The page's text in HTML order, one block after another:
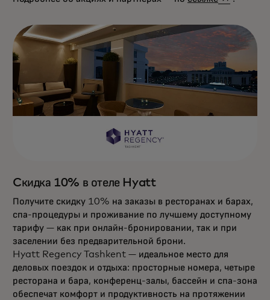
Cкидка 10% в отеле Hyatt
Получите скидку 10% на заказы в ресторанах и барах,
спа-процедуры и проживание по лучшему доступному
тарифу — как при онлайн-бронировании, так и при
заселении без предварительной брони.
Hyatt Regency Tashkent — идеальное место для
деловых поездок и отдыха: просторные номера, четыре
ресторана и бара, конференц-залы, бассейн и спа-зона
обеспечат комфорт и продуктивность на протяжении